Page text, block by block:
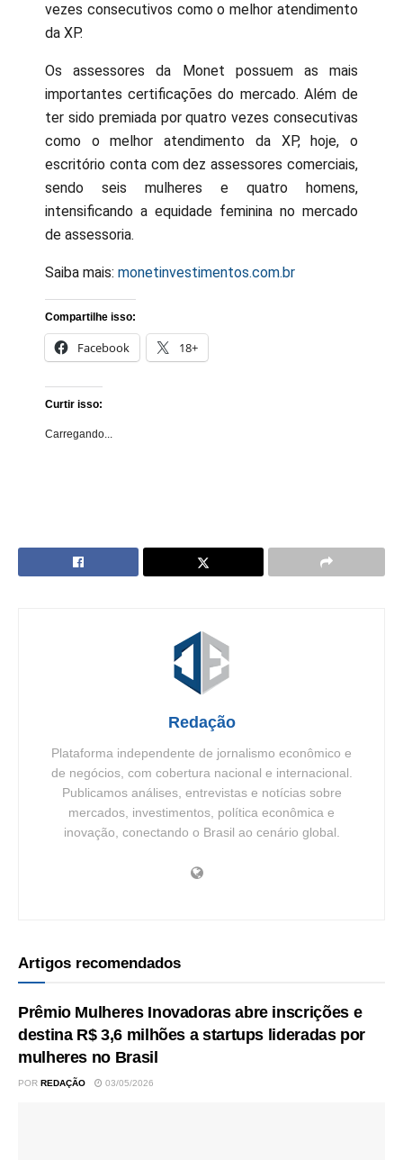
vezes consecutivos como o melhor atendimento
da XP.
Os assessores da Monet possuem as mais
importantes certificações do mercado. Além de
ter sido premiada por quatro vezes consecutivas
como o melhor atendimento da XP, hoje, o
escritório conta com dez assessores comerciais,
sendo seis mulheres e quatro homens,
intensificando a equidade feminina no mercado
de assessoria.
Saiba mais: monetinvestimentos.com.br
Compartilhe isso:
Facebook 18+
Curtir isso:
Carregando...
Redação
Plataforma independente de jornalismo econômico e
de negócios, com cobertura nacional e internacional.
Publicamos análises, entrevistas e notícias sobre
mercados, investimentos, política econômica e
inovação, conectando o Brasil ao cenário global.
Artigos recomendados
Prêmio Mulheres Inovadoras abre inscrições e
destina R$ 3,6 milhões a startups lideradas por
mulheres no Brasil
POR REDAÇÃO 03/05/2026